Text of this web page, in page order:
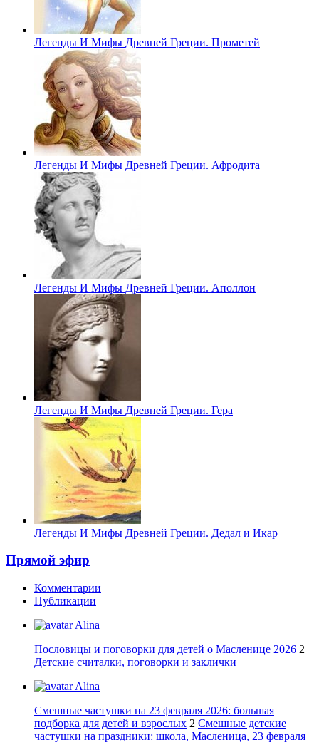
Легенды И Мифы Древней Греции. Прометей
Легенды И Мифы Древней Греции. Афродита
Легенды И Мифы Древней Греции. Аполлон
Легенды И Мифы Древней Греции. Гера
Легенды И Мифы Древней Греции. Дедал и Икар
Прямой эфир
Комментарии
Публикации
Alina
Пословицы и поговорки для детей о Масленице 2026 2
Детские считалки, поговорки и заклички
Alina
Смешные частушки на 23 февраля 2026: большая
подборка для детей и взрослых 2 Смешные детские
частушки на праздники: школа, Масленица, 23 февраля